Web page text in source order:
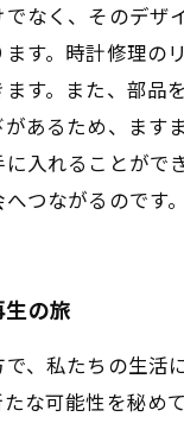
なく、そのデ
す。時計修理
す。また、部品
あるため、ま
入れることが
つながるのです
の旅
、私たちの生
な可能性を秘